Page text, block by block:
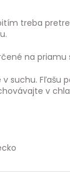
treba
na priamu
v suchu. Fľašu
v